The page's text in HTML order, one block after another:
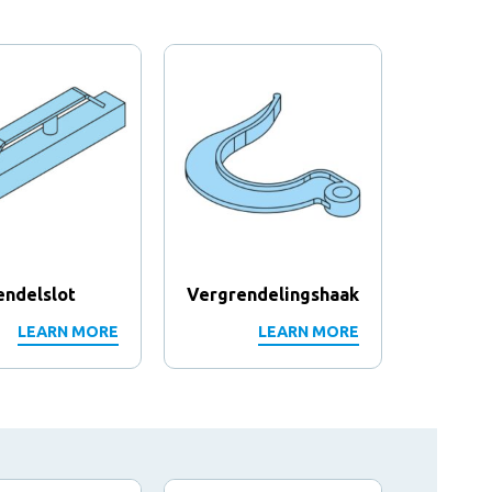
LEARN MORE
Vergrendelingshaak
LEARN MORE